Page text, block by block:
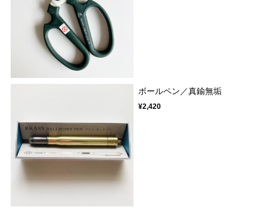
ボールペン／真鍮無垢
¥2,420